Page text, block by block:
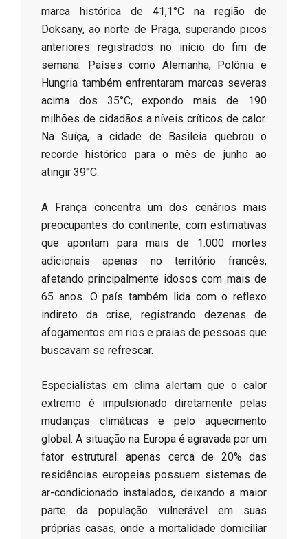
marca histórica de 41,1°C na região de
Doksany, ao norte de Praga, superando picos
anteriores registrados no início do fim de
semana. Países como Alemanha, Polônia e
Hungria também enfrentaram marcas severas
acima dos 35°C, expondo mais de 190
milhões de cidadãos a níveis críticos de calor.
Na Suíça, a cidade de Basileia quebrou o
recorde histórico para o mês de junho ao
atingir 39°C.
​A França concentra um dos cenários mais
preocupantes do continente, com estimativas
que apontam para mais de 1.000 mortes
adicionais apenas no território francês,
afetando principalmente idosos com mais de
65 anos. O país também lida com o reflexo
indireto da crise, registrando dezenas de
afogamentos em rios e praias de pessoas que
buscavam se refrescar.
​Especialistas em clima alertam que o calor
extremo é impulsionado diretamente pelas
mudanças climáticas e pelo aquecimento
global. A situação na Europa é agravada por um
fator estrutural: apenas cerca de 20% das
residências europeias possuem sistemas de
ar-condicionado instalados, deixando a maior
parte da população vulnerável em suas
próprias casas, onde a mortalidade domiciliar